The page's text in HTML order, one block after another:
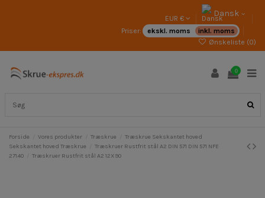
EUR € Dansk
Priser: ekskl. moms
inkl. moms
Ønskeliste (0)
0
Forside Vores produkter Træskrue
Træskrue Sekskantet hoved
Sekskantet hoved Træskrue
Træskruer Rustfrit stål A2 DIN 571 DIN 571 NFE
27140
Træskruer Rustfrit stål A2 12X90